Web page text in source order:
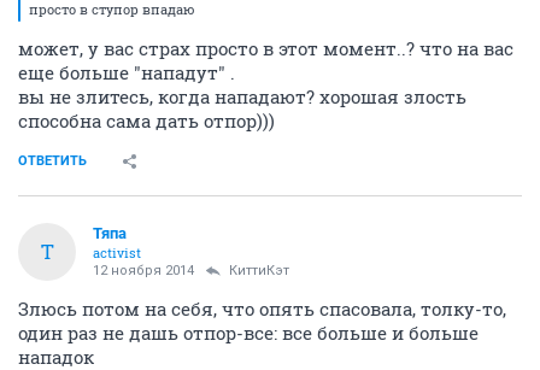
просто в ступор впадаю
может, у вас страх просто в этот момент..? что на вас
еще больше "нападут" .
вы не злитесь, когда нападают? хорошая злость
способна сама дать отпор)))
ОТВЕТИТЬ
Т
Тяпа
activist
12 ноября 2014 КиттиКэт
Злюсь потом на себя, что опять спасовала, толку-то,
один раз не дашь отпор-все: все больше и больше
нападок